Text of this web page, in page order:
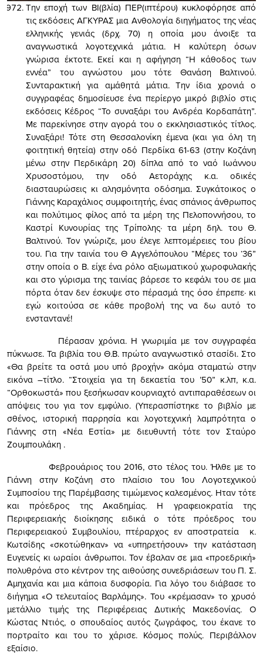
Την εποχή των ΒΙ(βλία) ΠΕΡ(ιπτέρου) κυκλοφόρησε από
τις εκδόσεις ΑΓΚΥΡΑΣ μια Ανθολογία διηγήματος της νέας
ελληνικής γενιάς (δρχ. 70) η οποία μου άνοιξε τα
αναγνωστικά λογοτεχνικά μάτια. Η καλύτερη όσων
γνώρισα έκτοτε. Εκεί και η αφήγηση “Η κάθοδος των
εννέα” του αγνώστου μου τότε Θανάση Βαλτινού.
Συνταρακτική για αμάθητά μάτια. Την ίδια χρονιά ο
συγγραφέας δημοσίευσε ένα περίεργο μικρό βιβλίο στις
εκδόσεις Κέδρος “Το συναξάρι του Ανδρέα Κορδαπάτη”.
Με παρεκίνησε στην αγορά του ο εκκλησιαστικός τίτλος.
Συναξάρι! Τότε στη Θεσσαλονίκη έμενα (και για όλη τη
φοιτητική θητεία) στην οδό Περδίκα 61-63 (στην Κοζάνη
μένω στην Περδικάρη 20) δίπλα από το ναό Ιωάννου
Χρυσοστόμου, την οδό Αετοράχης κ.α. οδικές
διασταυρώσεις κι αλησμόνητα οδόσημα. Συγκάτοικος ο
Γιάννης Καραχάλιος συμφοιτητής, ένας σπάνιος άνθρωπος
και πολύτιμος φίλος από τα μέρη της Πελοποννήσου, το
Καστρί Κυνουρίας της Τρίπολης· τα μέρη δηλ. του Θ.
Βαλτινού. Τον γνώριζε, μου έλεγε λεπτομέρειες του βίου
του. Για την ταινία του Θ Αγγελόπουλου “Μέρες του ‘36”
στην οποία ο Β. είχε ένα ρόλο αξιωματικού χωροφυλακής
και στο γύρισμα της ταινίας βάρεσε το κεφάλι του σε μια
πόρτα όταν δεν έσκυψε στο πέρασμά της όσο έπρεπε· κι
εγώ κοιτούσα σε κάθε προβολή της να δω αυτό το
ενσταντανέ!
Πέρασαν χρόνια. Η γνωριμία με τον συγγραφέα
πύκνωσε. Τα βιβλία του Θ.Β. πρώτο αναγνωστικό στασίδι. Στο
«Θα βρείτε τα οστά μου υπό βροχήν» ακόμα σταματώ στην
εικόνα –τίτλο. “Στοιχεία για τη δεκαετία του ’50” κ.λπ, κ.α.
“Ορθοκωστά» που ξεσήκωσαν κουρνιαχτό αντιπαραθέσεων οι
απόψεις του για τον εμφύλιο. (Υπερασπίστηκε το βιβλίο με
σθένος, ιστορική παρρησία και λογοτεχνική λαμπρότητα ο
Γιάννης στη «Νέα Εστία» με διευθυντή τότε τον Σταύρο
Ζουμπουλάκη .
Φεβρουάριος του 2016, στο τέλος του. Ήλθε με το
Γιάννη στην Κοζάνη στο πλαίσιο του 1ου Λογοτεχνικού
Συμποσίου της Παρέμβασης τιμώμενος καλεσμένος. Ηταν τότε
και πρόεδρος της Ακαδημίας. Η γραφειοκρατία της
Περιφερειακής διοίκησης ειδικά ο τότε πρόεδρος του
Περιφερειακού Συμβουλίου, πτέραρχος εν αποστρατεία κ.
Κωτσίδης «σκοτώθηκαν» να «υπηρετήσουν» την κατάσταση
Ευγενείς κι ωραίοι άνθρωποι. Τον έβαλαν σε μια «προεδρική»
πολυθρόνα στο κέντρον της αιθούσης συνεδριάσεων του Π. Σ.
Αμηχανία και μια κάποια δυσφορία. Για λόγο του διάβασε το
διήγημα «Ο τελευταίος Βαρλάμης». Του «κρέμασαν» το χρυσό
μετάλλιο τιμής της Περιφέρειας Δυτικής Μακεδονίας. Ο
Κώστας Ντιός, ο σπουδαίος αυτός ζωγράφος, του έκανε το
πορτραίτο και του το χάρισε. Κόσμος πολύς. Περιβάλλον
εξαίσιο.